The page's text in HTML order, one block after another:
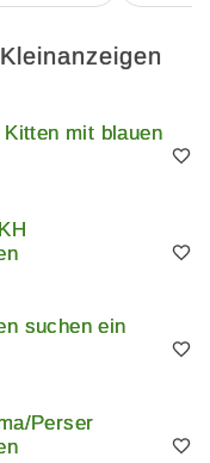
mit blauen
suchen ein
Perser